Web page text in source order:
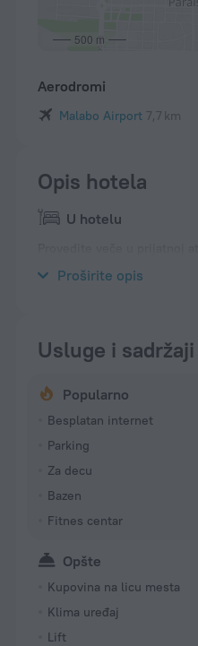
500 m
Aerodromi
Malabo Airport 7,7 km
Opis hotela
U hotelu
Provedite veče u prijatnoj
Proširite opis
Usluge i sadržaji
Popularno
Besplatan internet
Parking
Za decu
Bazen
Fitnes centar
Opšte
Kupovina na licu mesta
Klima uređaj
Lift